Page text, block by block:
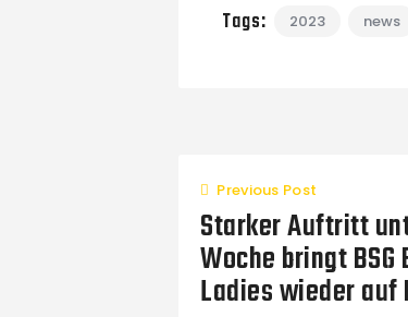
Tags: 2023 news
Previous Post
Starker Auftritt
Woche bringt BSG
Ladies wieder auf